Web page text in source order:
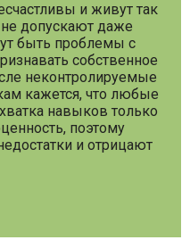
и живут так
не допускают даже
быть проблемы с
собственное
неконтролируемые
кажется, что любые
навыков только
поэтому
и отрицают